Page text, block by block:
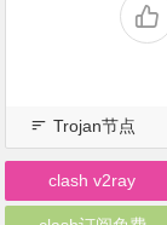
Trojan节点
clash v2ray